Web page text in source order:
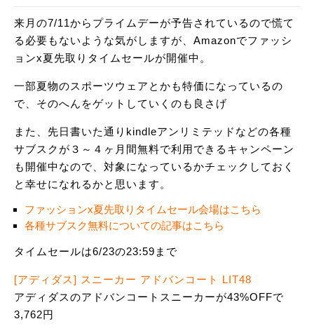
クーポン＆セール
来月の7/11からプライムデーが予告されているので慌て
る必要もないような気がしますが、Amazonでファッシ
ョンx夏先取りタイムセールが開催中。
一部夏物のスポーツウェアとかも特価になっているの
で、そのへんをゲットしていくのも良さげ
また、先日書いた通りkindleアンリミテッドなどの各種
サブスクが３～４ヶ月間無料で利用できるキャンペーン
も開催中なので、対象になっているかチェックしておく
と幸せになれるかと思います。
ファッションx夏先取りタイムセール会場はこちら
各種サブスク無料についての記事はこちら
タイムセールは6/23の23:59まで
[アディダス] スニーカー アドバンコート LIT48
アディダスのアドバンコートスニーカーが43%OFFで
3,762円